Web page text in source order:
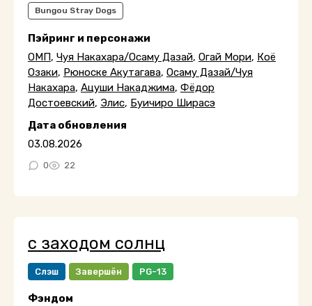
Bungou Stray Dogs
Пэйринг и персонажи
ОМП, Чуя Накахара/Осаму Дазай, Огай Мори, Коё
Озаки, Рюноске Акутагава, Осаму Дазай/Чуя
Накахара, Ацуши Накаджима, Фёдор
Достоевский, Элис, Буичиро Ширасэ
Дата обновления
03.08.2026
0 22
с заходом солнц
Слэш Завершён PG-13
Фэндом